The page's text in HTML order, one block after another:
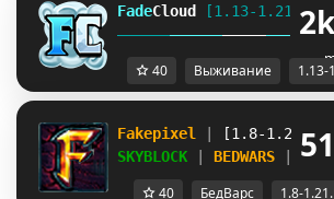
FadeCloud [1.13-1.21]
2k
40 Выживание 1.13-
Fakepixel [1.8-
SKYBLOCK
BEDWARS
40 БедВарс 1.8-